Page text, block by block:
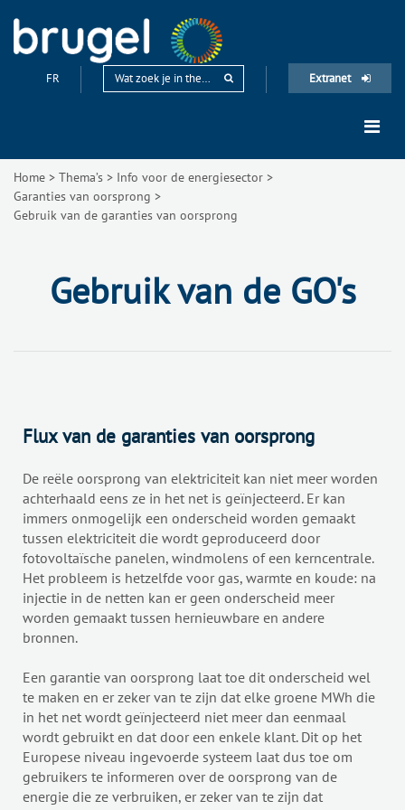
FR Extranet
Home > Thema’s > Info voor de energiesector >
Garanties van oorsprong >
Gebruik van de garanties van oorsprong
Gebruik van de GO's
Flux van de garanties van oorsprong
De reële oorsprong van elektriciteit kan niet meer worden
achterhaald eens ze in het net is geïnjecteerd. Er kan
immers onmogelijk een onderscheid worden gemaakt
tussen elektriciteit die wordt geproduceerd door
fotovoltaïsche panelen, windmolens of een kerncentrale.
Het probleem is hetzelfde voor gas, warmte en koude: na
injectie in de netten kan er geen onderscheid meer
worden gemaakt tussen hernieuwbare en andere
bronnen.
Een garantie van oorsprong laat toe dit onderscheid wel
te maken en er zeker van te zijn dat elke groene MWh die
in het net wordt geïnjecteerd niet meer dan eenmaal
wordt gebruikt en dat door een enkele klant. Dit op het
Europese niveau ingevoerde systeem laat dus toe om
gebruikers te informeren over de oorsprong van de
energie die ze verbruiken, er zeker van te zijn dat